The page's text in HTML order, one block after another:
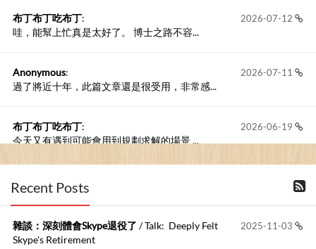
2026-07-12
布丁布丁吃布丁:
哇，能幫上忙真是太好了。 博士之路不容...
2026-07-11
Anonymous:
過了將近十年，此篇文章還是很受用，非常感...
2026-06-19
布丁布丁吃布丁:
今天又有遇到可能會用到規劃求解的場景 ...
2026-06-18
布丁布丁吃布丁
kage好像也可以下載整個網站 感謝分享
Anonymous
Recent Posts
2025-11-03
雜談：深刻體會Skype退役了 / Talk: Deeply Felt
Skype's Retirement